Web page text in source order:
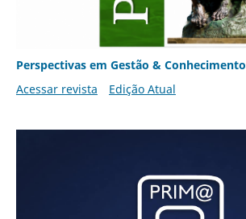
Perspectivas em Gestão & Conhecimento
Acessar revista
Edição Atual